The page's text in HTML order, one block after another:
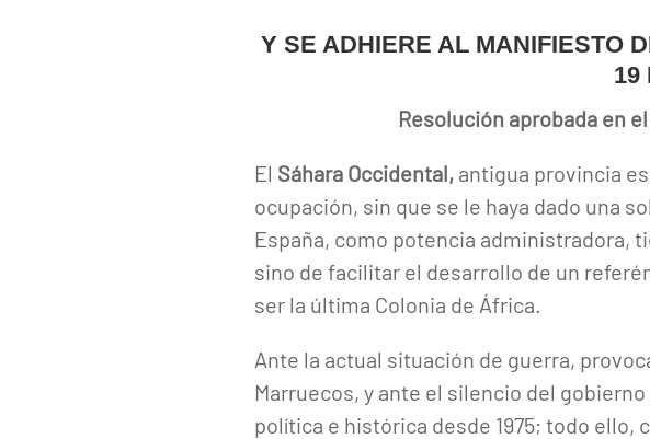
Y SE ADHIERE AL MANIFIESTO
19
Resolución aprobada en
El Sáhara Occidental, antigua provincia
ocupación, sin que se le haya dado una
España, como potencia administradora,
sino de facilitar el desarrollo de un
ser la última Colonia de África.
Ante la actual situación de guerra,
Marruecos, y ante el silencio del
política e histórica desde 1975; todo ello,